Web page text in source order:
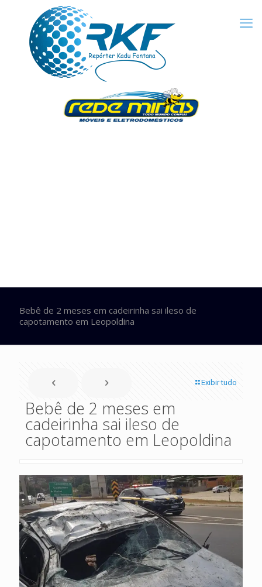
Bebê de 2 meses em cadeirinha sai ileso de
capotamento em Leopoldina
Exibir tudo
Bebê de 2 meses em
cadeirinha sai ileso de
capotamento em Leopoldina